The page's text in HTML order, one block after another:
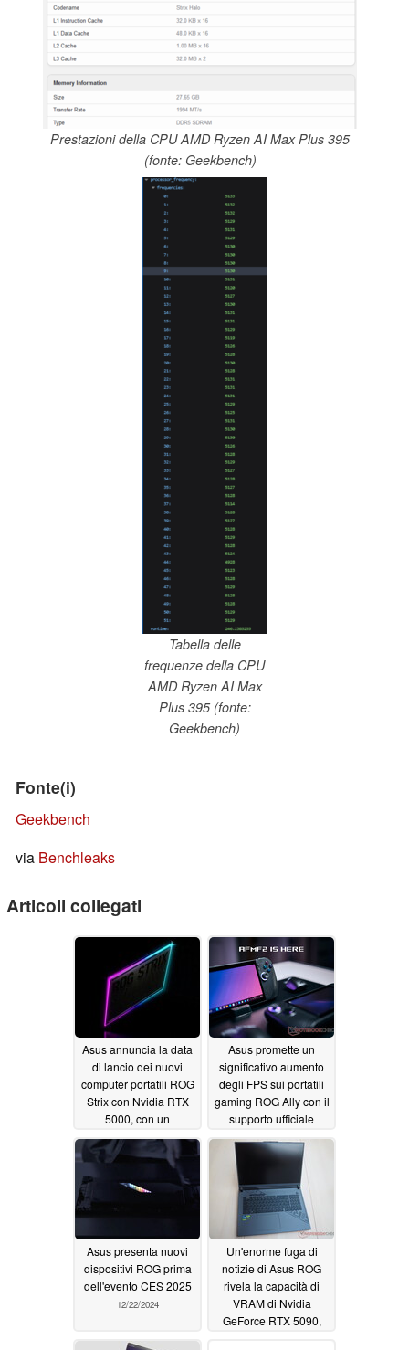
Prestazioni della CPU AMD Ryzen AI Max Plus 395
(fonte: Geekbench)
Tabella delle
frequenze della CPU
AMD Ryzen AI Max
Plus 395 (fonte:
Geekbench)
Fonte(i)
Geekbench
via Benchleaks
Articoli collegati
Asus annuncia la data
di lancio dei nuovi
computer portatili ROG
Strix con Nvidia RTX
5000, con un
sovraccarico di RGB
12/24/2024
Asus promette un
significativo aumento
degli FPS sui portatili
gaming ROG Ally con il
supporto ufficiale
AFMF 212/23/2024
Asus presenta nuovi
dispositivi ROG prima
dell'evento CES 2025
12/22/2024
Un'enorme fuga di
notizie di Asus ROG
rivela la capacità di
VRAM di Nvidia
GeForce RTX 5090,